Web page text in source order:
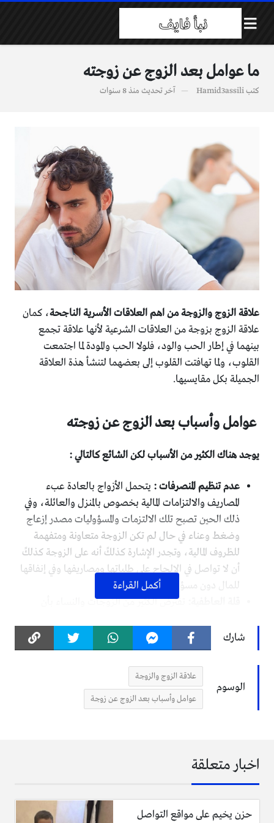
ما عوامل بعد الزوج عن زوجته
كتبHamid3assili آخر تحديث منذ 8 سنوات
علاقة الزوج والزوجة من اهم العلاقات الأسرية الناجحة، كمان
علاقة الزوج بزوجة من العلاقات الشرعية لأنها علاقة تجمع
بينهما في إطار الحب والود، فلولا الحب والمودة لما اجتمعت
القلوب، ولما تهافتت القلوب إلى بعضهما لتنشأ هذة العلاقة
الجميلة بكل مقايسيها.
عوامل وأسباب بعد الزوج عن زوجته
يوجد هناك الكثير من الأسباب لكن الشائع كالتالي :
عدم تنظيم المنصرفات : يتحمل الأزواج بالعادة عبء
المصاريف والالتزامات المالية بخصوص بالمنزل والعائلة، وفي
ذلك الحين تصبح تلك الالتزمات والمسؤوليات مصدر إزعاج
وضغط وعناء في حال لم تكن الزوجة متعاونة ومتفهمة
للظروف المالية، وتجدر الإشارة كذلكً أنه على الزوجة كذلكً
أن لا تواصل في الإلحاح على طلباتها ومصاريفها وفي إنفاقها
للمال دون مسؤولية واكتراث.
تفترض الكثير من الزوجات والنساء بأن
وأنها من التزاماته ومسؤولياته اتجاهها، فلا تبادر ولا تُظهر
أي نوع من الانتباه فيما يخص العاطفية والعاطفة، لحين
يسأم الرجل ويمل من كونه الأوحد المبادر في تلك الرابطة
ويبدأ بالابتعاد عن الزوجة.
السماح للأهل والأصدقاء بالتدخل:من الطبيعي والشائع أن
المخطئة، ناهيك عن أن الزوجة ستقص الإشكالية من طرفها
ومن إتجاه نظرها هي والتي تُظهر بأنها الضحية الوحيدة في
الإشكالية.
كثرة الانتقاد :تتواصل بعض الزوجات والنساء في التذمر
أكمل القراءة
شارك
الوسوم
علاقة الزوج والزوجة
عوامل وأسباب بعد الزوج عن زوجة
اخبار متعلقة
حزن يخيم على مواقع التواصل